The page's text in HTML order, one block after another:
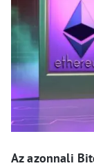
Az azonnali